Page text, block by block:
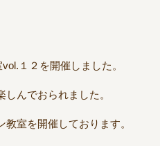
１２を開催しました。
んでおられました。
室を開催しております。